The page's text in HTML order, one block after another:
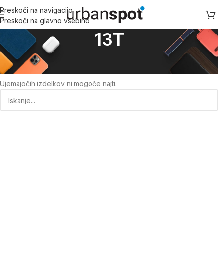
Preskoči na navigacijo
Preskoči na glavno vsebino
13T
Domov/ Xiaomi /Ostale Xiaomi serije
Ujemajočih izdelkov ni mogoče najti.